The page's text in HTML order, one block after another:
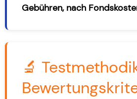
Gebühren, nach
🔬